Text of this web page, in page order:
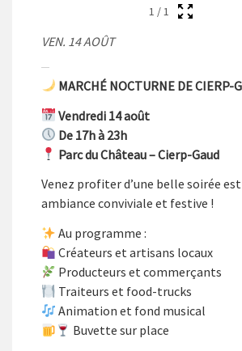
1 /1
VEN. 14 AOÛT
MARCHÉ NOCTURNE DE CIERP-
Vendredi 14 août
De 17h à 23h
Parc du Château – Cierp-Gaud
Venez profiter d’une belle soirée
ambiance conviviale et festive !
Au programme :
Créateurs et artisans locaux
Producteurs et commerçants
Traiteurs et food-trucks
Animation et fond musical
Buvette sur place